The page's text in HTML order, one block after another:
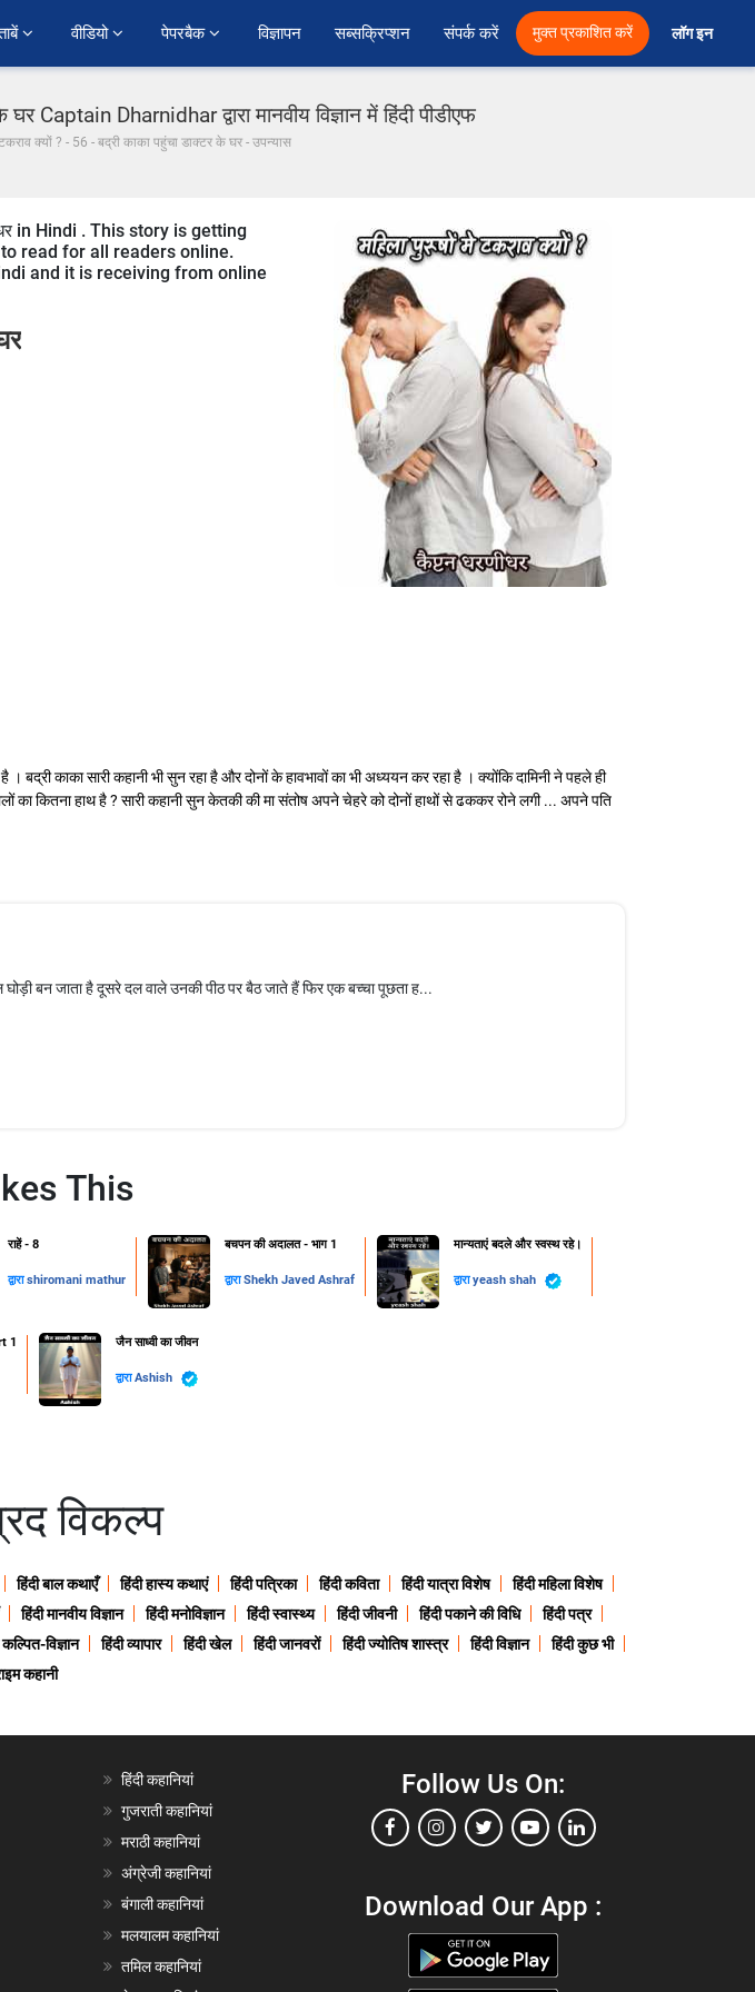
वीडियो पेपरबैक विज्ञापन सब्सक्रिप्शन संपर्क करें मुक्त प्रकाशित करें लॉग इन
Captain Dharnidhar द्वारा मानवीय विज्ञान में हिंदी पीडीएफ
क्यों ? - 56 - बद्री काका पहुंचा डाक्टर के घर - उपन्यास
in Hindi . This story is getting
read for all readers online.
and it is receiving from online
काका सारी कहानी भी सुन रहा है और दोनों के हावभावों का भी अध्ययन कर रहा है । क्योंकि दामिनी ने पहले ही
कितना हाथ है ? सारी कहानी सुन केतकी की मा संतोष अपने चेहरे को दोनों हाथों से ढककर रोने लगी ... अपने पति
बन जाता है दूसरे दल वाले उनकी पीठ पर बैठ जाते हैं फिर एक बच्चा पूछता ह...
This
राहें - 8
द्वाराshiromani mathur
बचपन की अदालत - भाग 1
द्वाराShekh Javed Ashraf
मान्यताएं बदले और स्वस्थ रहे।
द्वाराyeash shah
1 जैन साध्वी का जीवन
द्वाराAshish
विकल्प
हिंदी बाल कथाएँ हिंदी हास्य कथाएं हिंदी पत्रिका हिंदी कविता हिंदी यात्रा विशेष
हिंदी महिला विशेष
हिंदी मानवीय विज्ञान हिंदी मनोविज्ञान हिंदी स्वास्थ्य हिंदी जीवनी हिंदी पकाने की विधि
हिंदी पत्र
कल्पित-विज्ञान हिंदी व्यापार हिंदी खेल हिंदी जानवरों हिंदी ज्योतिष शास्त्र हिंदी विज्ञान
हिंदी कुछ भी
कहानी
हिंदी कहानियां
गुजराती कहानियां
मराठी कहानियां
अंग्रेजी कहानियां
बंगाली कहानियां
मलयालम कहानियां
तमिल कहानियां
Follow Us On:
Download Our App :